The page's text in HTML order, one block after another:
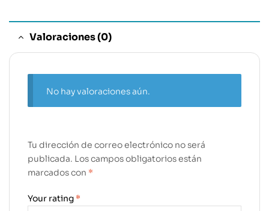
Valoraciones (0)
No hay valoraciones aún.
Tu dirección de correo electrónico no será
publicada. Los campos obligatorios están
marcados con *
Your rating *